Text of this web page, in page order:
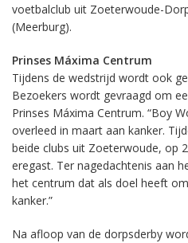
voetbalclub uit Zoeterwoude-
(Meerburg).
Prinses Máxima Centrum
Tijdens de wedstrijd wordt ook
Bezoekers wordt gevraagd om
Prinses Máxima Centrum. “Boy
overleed in maart aan kanker.
beide clubs uit Zoeterwoude, op
eregast. Ter nagedachtenis aan
het centrum dat als doel heeft
kanker.”
Na afloop van de dorpsderby